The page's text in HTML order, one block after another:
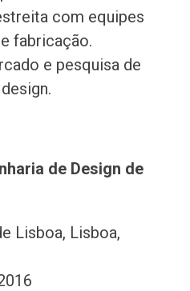
com equipes
fabricação.
e pesquisa de
de Design de
Lisboa, Lisboa,